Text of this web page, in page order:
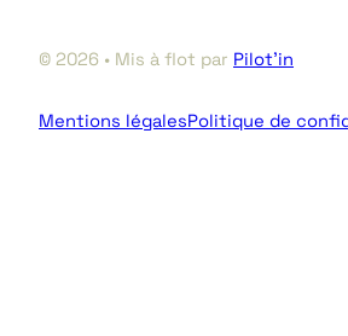
© 2026 • Mis à flot par Pilot’in
Mentions légalesPolitique de